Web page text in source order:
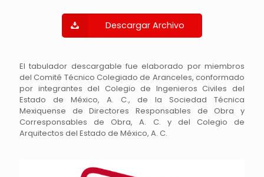
Descargar Archivo
El tabulador descargable fue elaborado por miembros
del Comité Técnico Colegiado de Aranceles, conformado
por integrantes del Colegio de Ingenieros Civiles del
Estado de México, A. C., de la Sociedad Técnica
Mexiquense de Directores Responsables de Obra y
Corresponsables de Obra, A. C. y del Colegio de
Arquitectos del Estado de México, A. C.